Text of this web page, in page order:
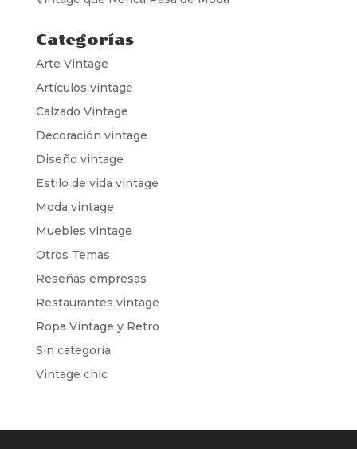
Categorías
Arte Vintage
Artículos vintage
Calzado Vintage
Decoración vintage
Diseño vintage
Estilo de vida vintage
Moda vintage
Muebles vintage
Otros Temas
Reseñas empresas
Restaurantes vintage
Ropa Vintage y Retro
Sin categoría
Vintage chic